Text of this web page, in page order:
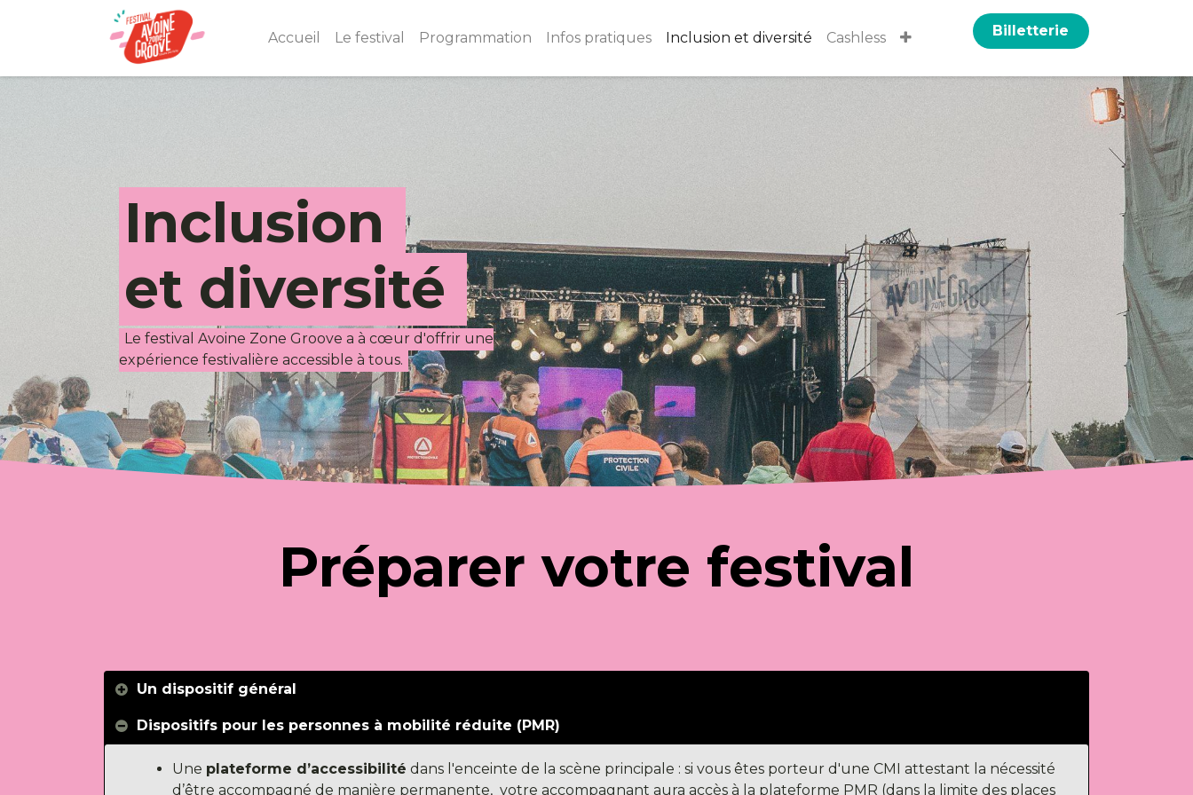
Accueil Le festival Programmation Infos pratiques Inclusion et diversité Cashless Billetterie
Inclusion
et diversité
Le festival Avoine Zone Groove a à cœur d'offrir une
expérience festivalière accessible à tous.
Préparer votre festival
Un dispositif général
Dispositifs pour les personnes à mobilité réduite (PMR)
Une plateforme d’accessibilité dans l'enceinte de la scène principale : si vous êtes porteur d'une CMI attestant la nécessité
d’être accompagné de manière permanente, votre accompagnant aura accès à la plateforme PMR (dans la limite des places